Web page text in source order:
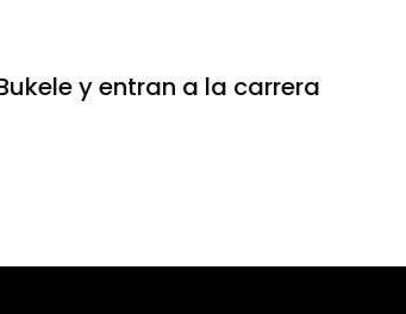
y entran a la carrera